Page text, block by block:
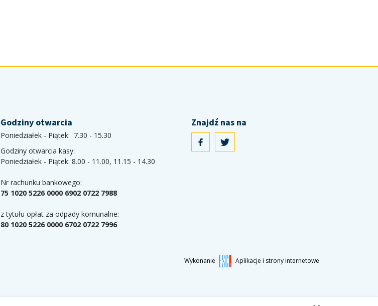
Godziny otwarcia
Poniedziałek - Piątek: 7.30 - 15.30
Godziny otwarcia kasy:
Poniedziałek - Piątek: 8.00 - 11.00, 11.15 - 14.30
Nr rachunku bankowego:
75 1020 5226 0000 6902 0722 7988
z tytułu opłat za odpady komunalne:
80 1020 5226 0000 6702 0722 7996
Znajdź nas na
Wykonanie Aplikacje i strony internetowe